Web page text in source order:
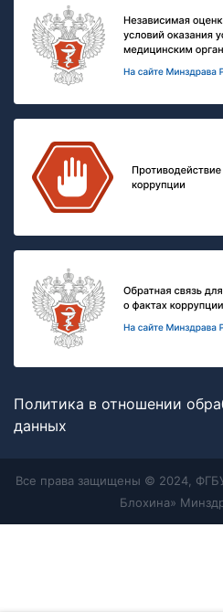
Политика в отношении
данных
Все права защищены © 2024,
Блохина»